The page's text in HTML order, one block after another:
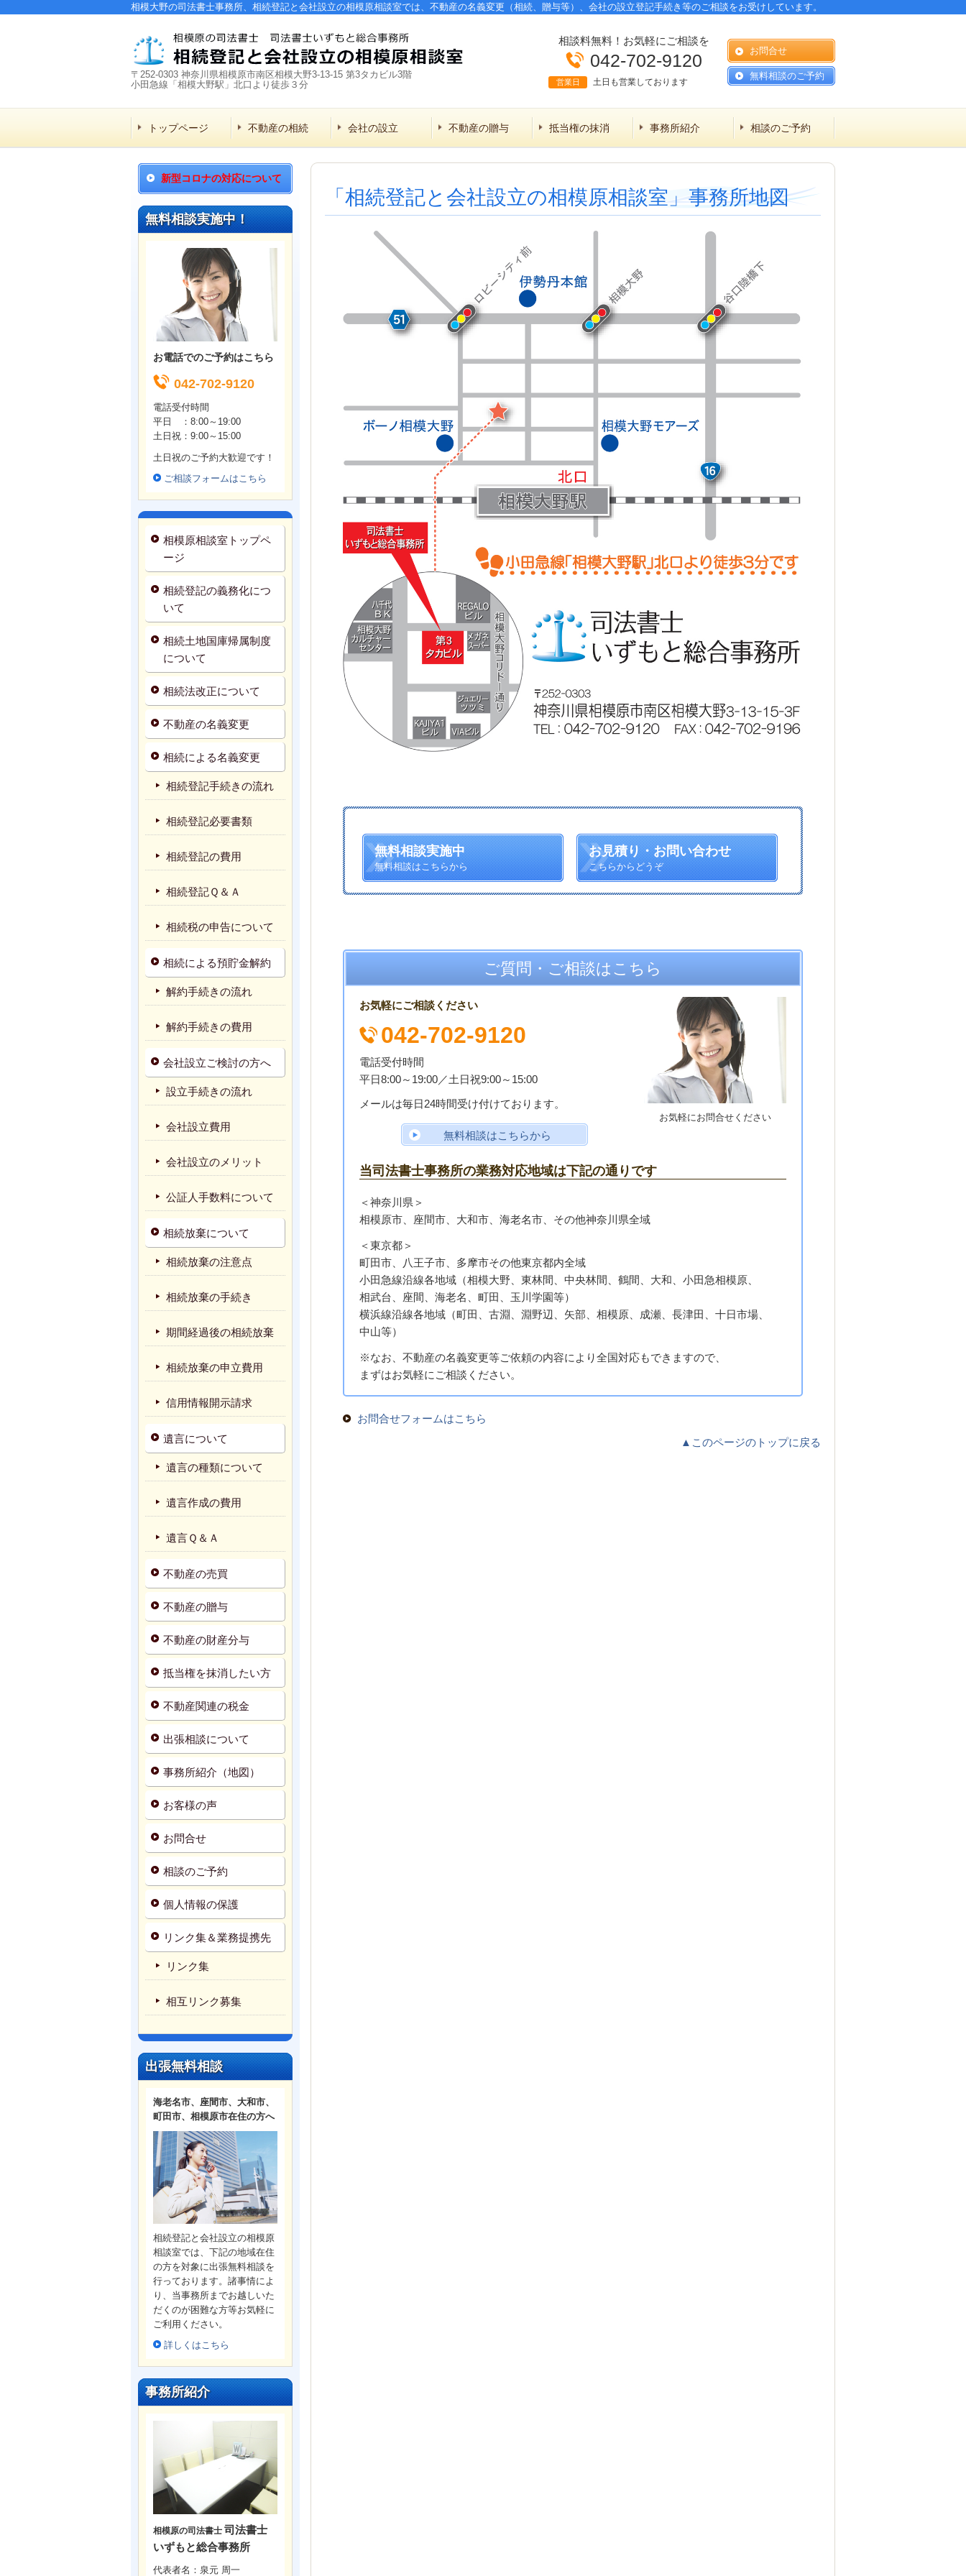
相模大野の司法書士事務所、相続登記と会社設立の相模原相談室では、不動産の名義変更（相続、贈与等）、会社の設立登記手続き等のご相談をお受けしています。
〒252-0303 神奈川県相模原市南区相模大野3-13-15 第3タカビル3階
小田急線「相模大野駅」北口より徒歩３分
相談料無料！お気軽にご相談を
042-702-9120
営業日 土日も営業しております
お問合せ
無料相談のご予約
トップページ 不動産の相続 会社の設立 不動産の贈与 抵当権の抹消 事務所紹介 相談のご予約
「相続登記と会社設立の相模原相談室」事務所地図
無料相談実施中
無料相談はこちらから
お見積り・お問い合わせ
こちらからどうぞ
ご質問・ご相談はこちら
お気軽にお問合せください
お気軽にご相談ください
042-702-9120
電話受付時間
平日8:00～19:00／土日祝9:00～15:00
メールは毎日24時間受け付けております。
無料相談はこちらから
当司法書士事務所の業務対応地域は下記の通りです
＜神奈川県＞
相模原市、座間市、大和市、海老名市、その他神奈川県全域
＜東京都＞
町田市、八王子市、多摩市その他東京都内全域
小田急線沿線各地域 （相模大野、東林間、中央林間、鶴間、大和、小田急相模原、
相武台、座間、海老名、町田、玉川学園等）
横浜線沿線各地域（町田、古淵、淵野辺、矢部、相模原、成瀬、長津田、十日市場、
中山等）
※なお、不動産の名義変更等ご依頼の内容により全国対応もできますので、
まずはお気軽にご相談ください。
お問合せフォームはこちら
▲このページのトップに戻る
新型コロナの対応について
無料相談実施中！
お電話でのご予約はこちら
042-702-9120
電話受付時間
平日 ：8:00～19:00
土日祝：9:00～15:00
土日祝のご予約大歓迎です！
ご相談フォームはこちら
相模原相談室トップペ
ージ
相続登記の義務化につ
いて
相続土地国庫帰属制度
について
相続法改正について
不動産の名義変更
相続による名義変更
相続登記手続きの流れ
相続登記必要書類
相続登記の費用
相続登記Ｑ＆Ａ
相続税の申告について
相続による預貯金解約
解約手続きの流れ
解約手続きの費用
会社設立ご検討の方へ
設立手続きの流れ
会社設立費用
会社設立のメリット
公証人手数料について
相続放棄について
相続放棄の注意点
相続放棄の手続き
期間経過後の相続放棄
相続放棄の申立費用
信用情報開示請求
遺言について
遺言の種類について
遺言作成の費用
遺言Ｑ＆Ａ
不動産の売買
不動産の贈与
不動産の財産分与
抵当権を抹消したい方
不動産関連の税金
出張相談について
事務所紹介（地図）
お客様の声
お問合せ
相談のご予約
個人情報の保護
リンク集＆業務提携先
リンク集
相互リンク募集
出張無料相談
海老名市、座間市、大和市、
町田市、相模原市在住の方へ
相続登記と会社設立の相模原
相談室では、下記の地域在住
の方を対象に出張無料相談を
行っております。諸事情によ
り、当事務所までお越しいた
だくのが困難な方等お気軽に
ご利用ください。
詳しくはこちら
事務所紹介
相模原の司法書士 司法書士
いずもと総合事務所
代表者名：泉元 周一